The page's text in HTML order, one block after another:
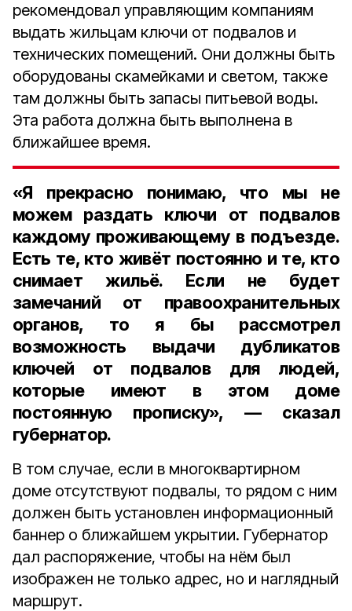
рекомендовал управляющим компаниям
выдать жильцам ключи от подвалов и
технических помещений. Они должны быть
оборудованы скамейками и светом, также
там должны быть запасы питьевой воды.
Эта работа должна быть выполнена в
ближайшее время.
«Я прекрасно понимаю, что мы не
можем раздать ключи от подвалов
каждому проживающему в подъезде.
Есть те, кто живёт постоянно и те, кто
снимает жильё. Если не будет
замечаний от правоохранительных
органов, то я бы рассмотрел
возможность выдачи дубликатов
ключей от подвалов для людей,
которые имеют в этом доме
постоянную прописку», — сказал
губернатор.
В том случае, если в многоквартирном
доме отсутствуют подвалы, то рядом с ним
должен быть установлен информационный
баннер о ближайшем укрытии. Губернатор
дал распоряжение, чтобы на нём был
изображен не только адрес, но и наглядный
маршрут.